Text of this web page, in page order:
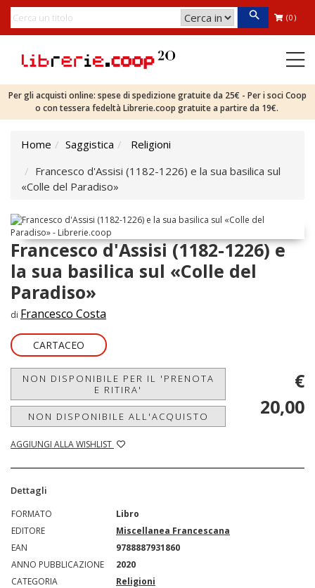
(0)
Per gli acquisti online: spese di spedizione gratuite da 25€ - Per i soci Coop
o con tessera fedeltà Librerie.coop gratuite a partire da 19€.
Home Saggistica
Religioni
Francesco d'Assisi (1182-1226) e la sua basilica sul
«Colle del Paradiso»
Francesco d'Assisi (1182-1226) e
la sua basilica sul «Colle del
Paradiso»
di Francesco Costa
CARTACEO
NON DISPONIBILE PER IL 'PRENOTA
E RITIRA'
NON DISPONIBILE ALL'ACQUISTO
AGGIUNGI ALLA WISHLIST
€
20,00
Dettagli
FORMATO
Libro
EDITORE
Miscellanea Francescana
EAN
9788887931860
ANNO PUBBLICAZIONE
2020
CATEGORIA
Religioni